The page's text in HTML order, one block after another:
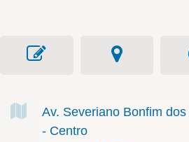
Av. Severiano Bonfim
- Centro